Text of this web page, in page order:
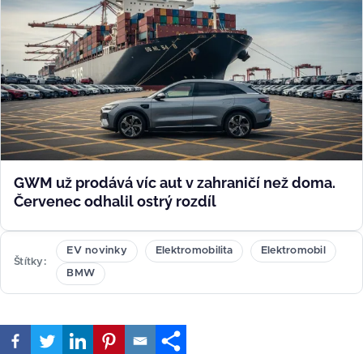
GWM už prodává víc aut v zahraničí než doma.
Červenec odhalil ostrý rozdíl
Štítky
EV novinky Elektromobilita Elektromobil
BMW